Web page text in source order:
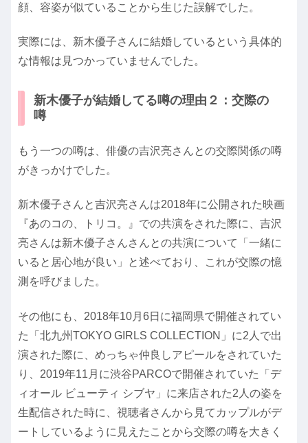
顔、容姿が似ていることから生じた誤解でした。
実際には、新木優子さんに結婚しているという具体的
な情報は見つかっていませんでした。
新木優子が結婚してる噂の理由２：交際の
噂
もう一つの噂は、俳優の吉沢亮さんとの交際関係の噂
がきっかけでした。
新木優子さんと吉沢亮さんは2018年に公開された映画
『あのコの、トリコ。』での共演をされた際に、吉沢
亮さんは新木優子さんさんとの共演について「一緒に
いると居心地が良い」と述べており、これが交際の憶
測を呼びました。
その他にも、2018年10月6日に福岡県で開催されてい
た「北九州TOKYO GIRLS COLLECTION」に2人で出
演された際に、めっちゃ仲良しアピールをされていた
り、2019年11月に渋谷PARCOで開催されていた「デ
ィオール ビューティ シブヤ」に来店された2人の姿を
生配信された時に、視聴者さんから見てカップルがデ
ートしているように見えたことから交際の噂を大きく